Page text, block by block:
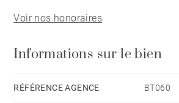
Voir nos honoraires
Informations sur le bien
RÉFÉRENCE AGENCE BT060